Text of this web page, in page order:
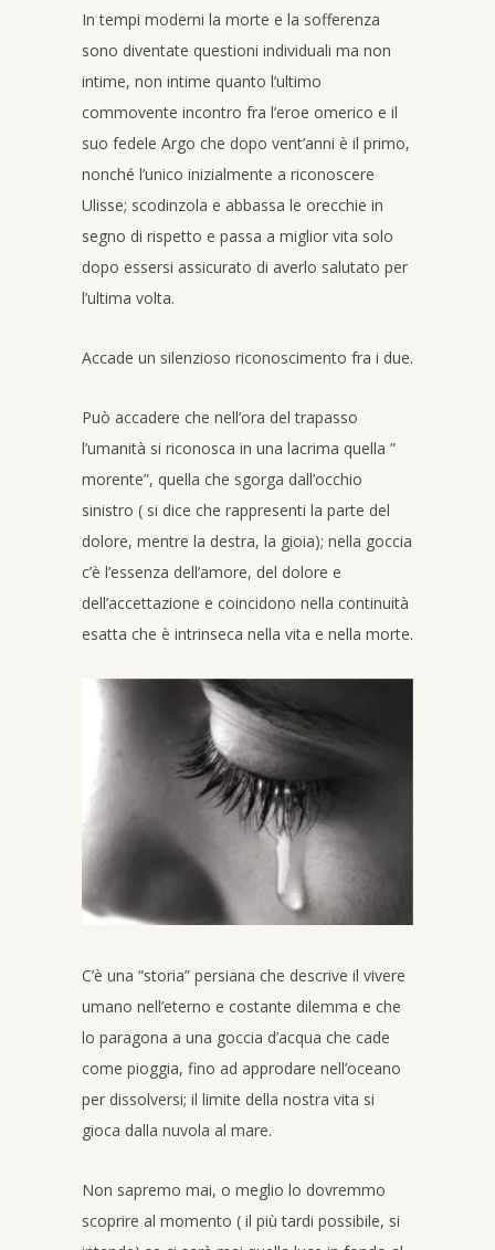
In tempi moderni la morte e la sofferenza
sono diventate questioni individuali ma non
intime, non intime quanto l’ultimo
commovente incontro fra l’eroe omerico e il
suo fedele Argo che dopo vent’anni è il primo,
nonché l’unico inizialmente a riconoscere
Ulisse; scodinzola e abbassa le orecchie in
segno di rispetto e passa a miglior vita solo
dopo essersi assicurato di averlo salutato per
l’ultima volta.
Accade un silenzioso riconoscimento fra i due.
Può accadere che nell’ora del trapasso
l’umanità si riconosca in una lacrima quella ”
morente”, quella che sgorga dall’occhio
sinistro ( si dice che rappresenti la parte del
dolore, mentre la destra, la gioia); nella goccia
c’è l’essenza dell’amore, del dolore e
dell’accettazione e coincidono nella continuità
esatta che è intrinseca nella vita e nella morte.
C’è una “storia” persiana che descrive il vivere
umano nell’eterno e costante dilemma e che
lo paragona a una goccia d’acqua che cade
come pioggia, fino ad approdare nell’oceano
per dissolversi; il limite della nostra vita si
gioca dalla nuvola al mare.
Non sapremo mai, o meglio lo dovremmo
scoprire al momento ( il più tardi possibile, si